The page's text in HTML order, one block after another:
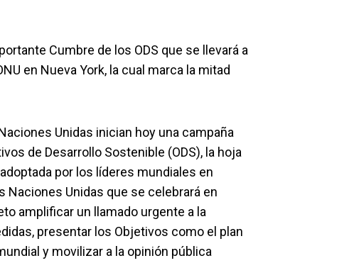
Cumbre de los ODS que se llevará a
en Nueva York, la cual marca la mitad
Unidas inician hoy una campaña
de Desarrollo Sostenible (ODS), la hoja
por los líderes mundiales en
Naciones Unidas que se celebrará en
amplificar un llamado urgente a la
presentar los Objetivos como el plan
y movilizar a la opinión pública